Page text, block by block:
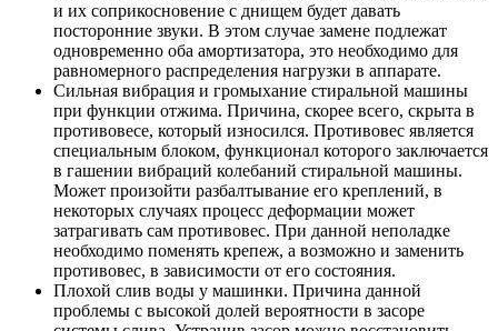
и их соприкосновение с днищем будет давать
посторонние звуки. В этом случае замене подлежат
одновременно оба амортизатора, это необходимо для
равномерного распределения нагрузки в аппарате.
Сильная вибрация и громыхание стиральной машины
при функции отжима. Причина, скорее всего, скрыта в
противовесе, который износился. Противовес является
специальным блоком, функционал которого заключается
в гашении вибраций колебаний стиральной машины.
Может произойти разбалтывание его креплений, в
некоторых случаях процесс деформации может
затрагивать сам противовес. При данной неполадке
необходимо поменять крепеж, а возможно и заменить
противовес, в зависимости от его состояния.
Плохой слив воды у машинки. Причина данной
проблемы с высокой долей вероятности в засоре